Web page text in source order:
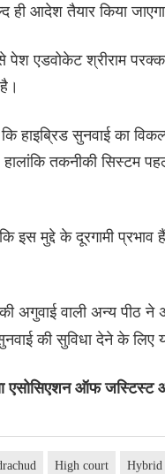
ही आदेश तैयार किया
एडवोकेट श्रीराम
हाइब्रिड सुनवाई का
तकनीकी सिस्टम
इस मुद्दे के दूरगामी प्रभाव
की अगुवाई वाली अन्य पीठ
की सुविधा देने के लिए
ऑफ जस्टिस्ट
High court Hybrid